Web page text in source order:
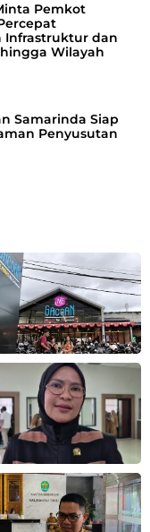
Pemkot
Infrastruktur dan
Wilayah
Samarinda Siap
Penyusutan